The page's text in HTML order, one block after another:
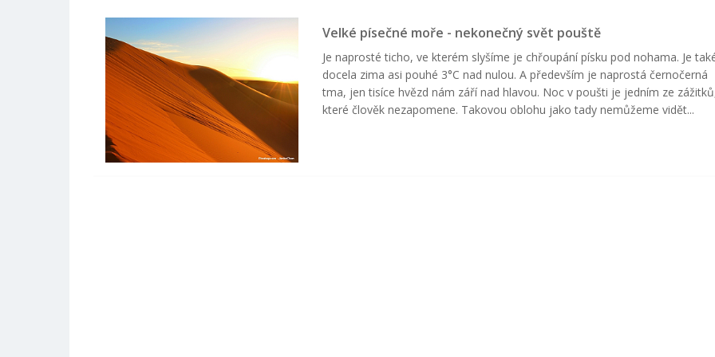
Velké písečné moře - nekonečný svět pouště
Je naprosté ticho, ve kterém slyšíme je chřoupání písku pod nohama. Je
docela zima asi pouhé 3°C nad nulou. A především je naprostá černočerná
tma, jen tisíce hvězd nám září nad hlavou. Noc v poušti je jedním ze
které člověk nezapomene. Takovou oblohu jako tady nemůžeme vidět...